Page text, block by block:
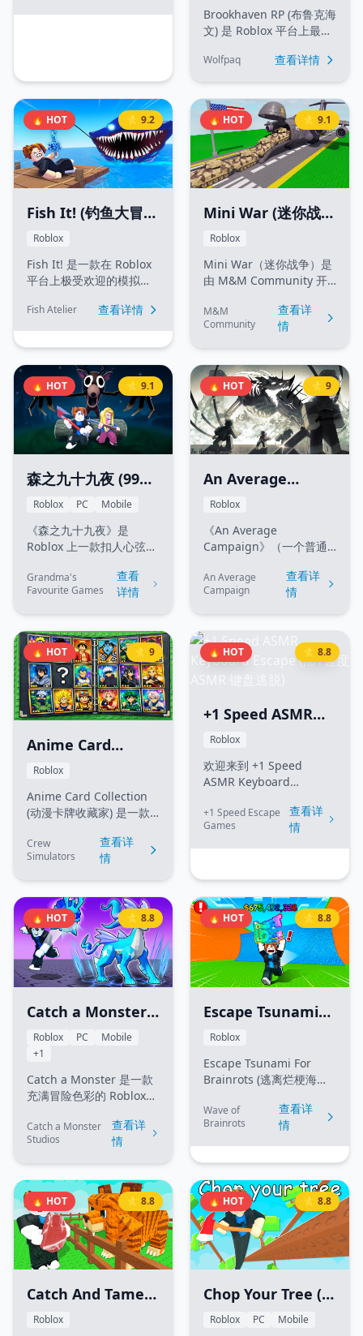
及团队对抗。玩家可以向
上最顶尖的竞技体验之
一。
Brookhaven RP (布鲁克海
文) 是 Roblox 平台上最受
之一。玩家可以在城市中
种酷炫载具，并探索广阔
的地图。游戏核心在于生
活模拟，你可以自由选择
职业、与其他玩家互动，
在这个充满活力的虚拟社
区中开启属于你的生活。
它以极高的自由度和易上
手的玩法著称。
Wolfpaq 查看详情
🔥 HOT ⭐ 9.2
Fish It! (钓鱼大冒
险)
Roblox
Fish It! 是一款在 Roblox
平台上极受欢迎的模拟钓
个独特的岛屿，在超过一
百万种鱼类变体中捕捉稀
有和变异品种。游戏受到
Fisch 等作品的启发，拥有
深度的进阶系统，包括鱼
竿升级、自定义浮标和船
只探索。通过掌握幸运
槽、附魔装备并利用内置
的自动钓鱼系统，你将努
力成为海洋中最顶尖的垂
钓者。
Fish Atelier 查看详情
🔥 HOT ⭐ 9.1
Mini War (迷你战
争)
Roblox
Mini War（迷你战争）是
由 M&M Community 开
亨与军事模拟游戏。在游
戏中，玩家可以建设自己
厂发展强盛的经济、训练
步兵士兵并解锁坦克、直
升机、战斗机等重型军事
装备。指挥你的军队去占
领战略领土、突袭其他玩
家的领地，并建立坚不可
摧的军事帝国！
M&M
Community
查看详
情
🔥 HOT ⭐ 9.1
森之九十九夜 (99
Nights in the
Forest)
Roblox PC Mobile
《森之九十九夜》是
Roblox 上一款扣人心弦的
在广阔神秘的森林中生存
99 天。你的首要任务是寻
子，同时保卫营地免受"鹿
怪"、邪教徒和猫头鹰等侵
略性实体的攻击。你必须
收集资源、制作工具、维
持营火以求保护，并管理
饥饿度，在恐怖的夜晚中
生存下来。
Grandma's
Favourite Games
查看
详情
🔥 HOT ⭐ 9
An Average
Campaign (一个普
通的战役)
Roblox
《An Average
Campaign》（一个普通
人游玩（支持 1-5 人）的
回合制 RPG 游戏。玩家将
机随机内容的 Roguelike
冒险之旅。本游戏难度较
高，可能会给部分玩家带
关失败是家常便饭，而掌
握敌我信息则是致胜的关
键。灵感源自《龙与地下
城》、《Arcane
Lineage》和《杀戮尖
塔》。
An Average
Campaign
查看详
情
🔥 HOT ⭐ 9
Anime Card
Collection (动漫卡
牌收藏家)
Roblox
Anime Card Collection
(动漫卡牌收藏家) 是一款
拟游戏。玩家起初只有少
量资金购买基础卡包，收
牌。游戏的目标是将稀有
卡牌放入收藏册中，它们
会随时间自动产出"日
元"（现金）。随着财富积
累，你可以解锁新世界
（如忍者村等），购买高
级卡包，并使用药水来提
升运气和开包速度。
Crew
Simulators
查看详
情
🔥 HOT ⭐ 8.8
+1 Speed ASMR
Keyboard Escape
(加1速度 ASMR 键
盘逃脱)
Roblox
欢迎来到 +1 Speed
ASMR Keyboard
一步都会让你变得更快。
在跑步机上训练或在地图
上奔跑以获得速度，解锁
竞速，力争成为服务器中
最快的人。但要小心……一
步走错你就会回到起点！
+1 Speed Escape
Games
查看详
情
🔥 HOT ⭐ 8.8
Catch a Monster
(捉怪大冒险)
Roblox PC
Mobile
+1
Catch a Monster 是一款
充满冒险色彩的 Roblox
探索各种各样的环境，寻
找、战斗并捕捉各种独特
组建一支终极队伍，来挑
战强大的 Boss 和其他玩
家。在这个广阔的世界
里，每一个角落都隐藏着
新的奥秘，以及可能成为
你收集品中新盟友的生
物。
Catch a Monster
Studios
查看详
情
🔥 HOT ⭐ 8.8
Escape Tsunami
For Brainrots (逃
离烂梗海啸)
Roblox
Escape Tsunami For
Brainrots (逃离烂梗海啸)
的生存与大亨类游戏。玩
家需要在躲避巨型海啸的
同时，收集地图上散落的
各种"Brainrot"角色（即
目标是将这些稀有的梗图
角色带回基地赚取金钱，
并购买速度升级，以便跑
得更快，前往更远的区域
收集稀有度更高的物品。
Wave of
Brainrots
查看详
情
🔥 HOT ⭐ 8.8
Catch And Tame!
(捕捉与驯服)
Roblox
🔥 HOT ⭐ 8.8
Chop Your Tree (砍
掉你的树)
Roblox PC Mobile